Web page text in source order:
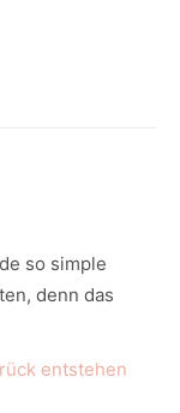
so simple
denn das
entstehen